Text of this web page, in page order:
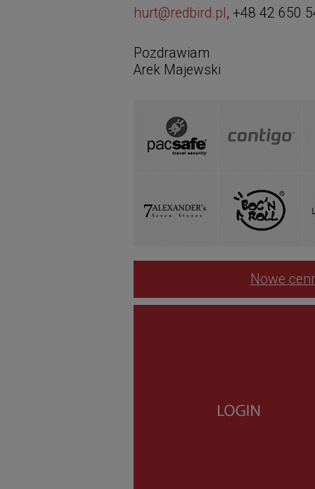
hurt@redbird.pl , +48 42 650
Pozdrawiam
Arek Majewski
Nowe